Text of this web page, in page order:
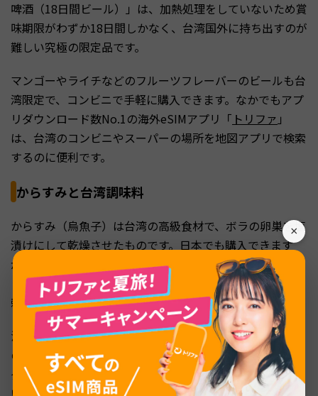
×
啤酒（18日間ビール）」は、加熱処理をしていないため賞
味期限がわずか18日間しかなく、台湾国外に持ち出すのが
難しい究極の限定品です。
マンゴーやライチなどのフルーツフレーバーのビールも台
湾限定で、コンビニで手軽に購入できます。なかでもアプ
リダウンロード数No.1の海外eSIMアプリ「 トリファ 」
は、台湾のコンビニやスーパーの場所を地図アプリで検索
するのに便利です。
からすみと台湾調味料
からすみ（烏魚子）は台湾の高級食材で、ボラの卵巣を塩
漬けにして乾燥させたものです。日本でも購入できます
が、台湾では品質の高いものが日本の半額程度で手に入り
ます。迪化街の老舗乾物店で購入すると、鮮度と品質に信
頼がおけます。
沙茶醤（サーチャージャン）は台湾独自の調味料で、魚介
のうまみとスパイスが効いた万能ソースです。火鍋のつけ
ダレとして欠かせない存在で、日本ではほとんど流通して